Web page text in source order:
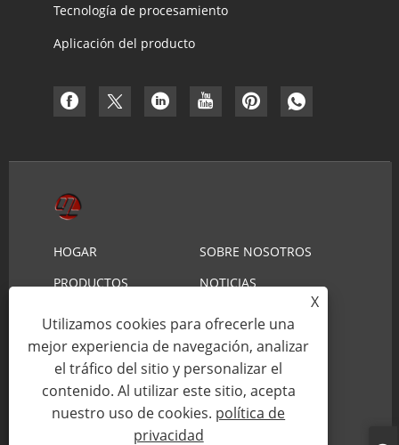
Tecnología de procesamiento
Aplicación del producto
HOGAR
SOBRE NOSOTROS
PRODUCTOS
NOTICIAS
DESCARGAR
ENVIAR CONSULTA
CONTÁCTENOS
Copyright © 2021 Ningbo Youlin Trading Co., Ltd. -
Mecanizado CNC - Todos los derechos reservados.
X
Utilizamos cookies para ofrecerle una
mejor experiencia de navegación, analizar
el tráfico del sitio y personalizar el
contenido. Al utilizar este sitio, acepta
nuestro uso de cookies. política de
privacidad